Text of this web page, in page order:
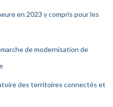
en 2023 y compris pour les
de modernisation de
des territoires connectés et